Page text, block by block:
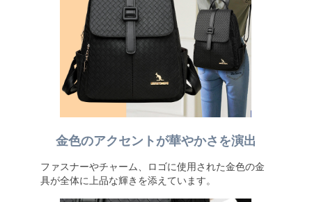
金色のアクセントが華やかさを演出
ファスナーやチャーム、ロゴに使用された金色の金
具が全体に上品な輝きを添えています。